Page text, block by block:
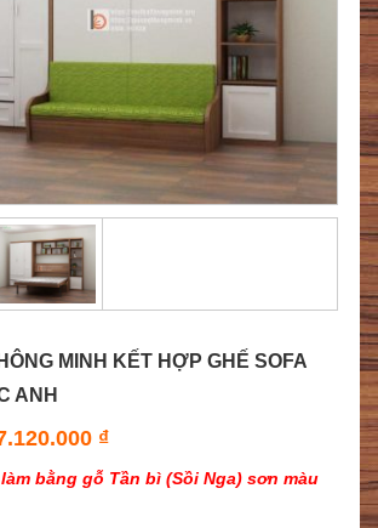
MINH KẾT HỢP GHẾ SOFA
ANH
₫
bằng gỗ Tần bì (Sồi Nga) sơn màu